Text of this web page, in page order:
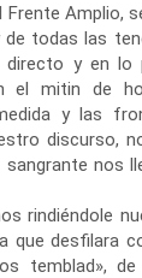
Amplio,
todas las
directo y en lo
el mitin de
y las
discurso,
nos
rindiéndole
que desfilara
temblad»,